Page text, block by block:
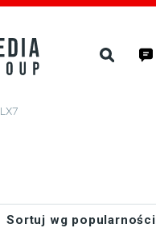
LX7
Sortuj wg popularności